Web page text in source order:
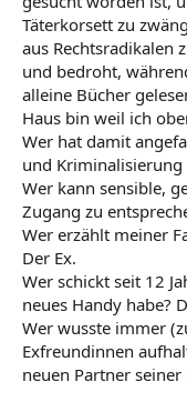
(..Opfer-Anwalt
dass Brandt
Unterstützung der
Heimatschutz“
von 200.000 D-
die Honorare von
Rechtsanwalt, der
bezahlt worden.
Brandt und seinem
„Persilschein“
und ähnlich
ermitteln wollten,
aufgelöst worden.
sprachen
vor Ermittlungen
Täterkorsett zu
aus Rechtsradikalen
und bedroht,
alleine Bücher
Haus bin weil ich
Wer hat damit
und Kriminalisierung
Wer kann sensible,
Zugang zu
Wer erzählt meiner
Der Ex.
Wer schickt seit 12
neues Handy habe?
Wer wusste immer
Exfreundinnen
neuen Partner seiner